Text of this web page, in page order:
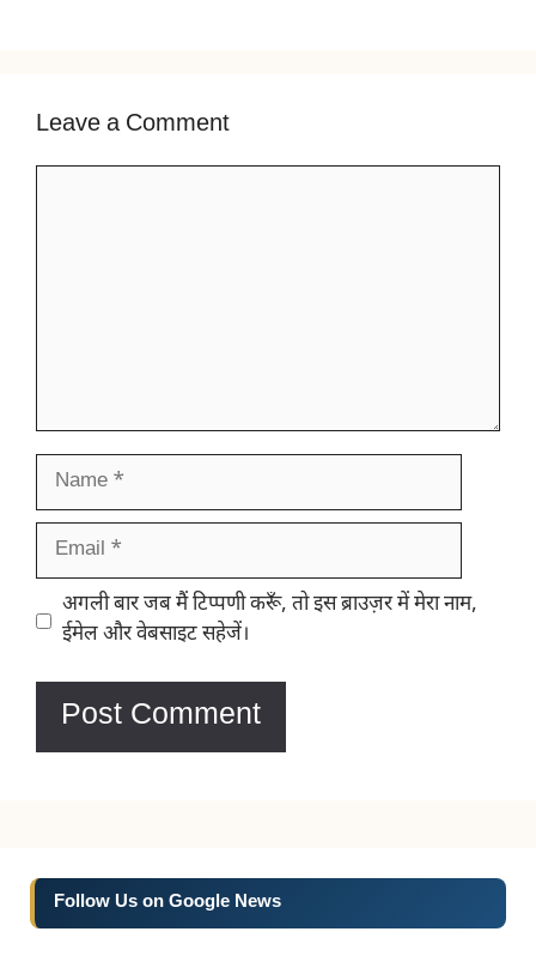
Leave a Comment
Name
Email
Website
अगली बार जब मैं टिप्पणी करूँ, तो इस ब्राउज़र में मेरा नाम,
ईमेल और वेबसाइट सहेजें।
Follow Us on Google News